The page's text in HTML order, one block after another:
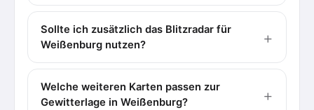
Sollte ich zusätzlich das Blitzradar für
Weißenburg nutzen?
Welche weiteren Karten passen zur
Gewitterlage in Weißenburg?